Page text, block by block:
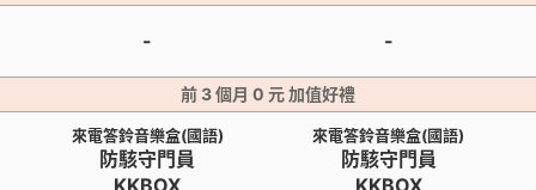
前 3 個月 0 元 加值好禮
-
來電答鈴音樂盒(國語)
防駭守門員
-
來電答鈴音樂盒(國語)
防駭守門員